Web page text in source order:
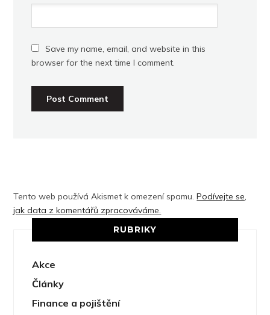
Save my name, email, and website in this
browser for the next time I comment.
Tento web používá Akismet k omezení spamu.Podívejte se,
jak data z komentářů zpracováváme.
RUBRIKY
Akce
Články
Finance a pojištění